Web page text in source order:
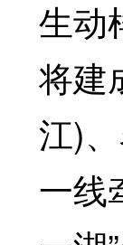
生动
将建
江)
一线